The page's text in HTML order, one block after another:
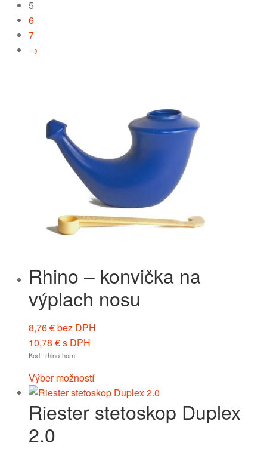
5
6
7
→
Rhino – konvička na
výplach nosu
8,76€bez DPH
10,78 €s DPH
Kód: rhino-horn
Výber možností
Riester stetoskop Duplex
2.0